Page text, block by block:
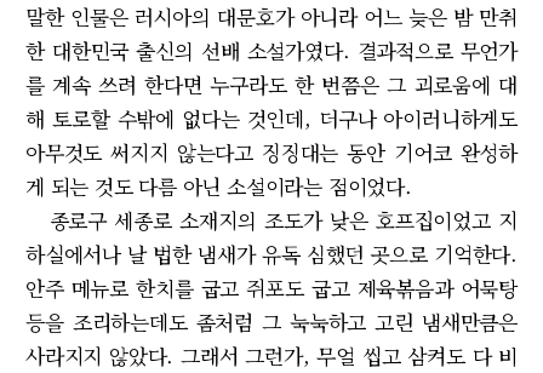
말한 인물은 러시아의 대문호가 아니라 어느 늦은 밤 만취
한 대한민국 출신의 선배 소설가였다. 결과적으로 무언가
를 계속 쓰려 한다면 누구라도 한 번쯤은 그 괴로움에 대
해 토로할 수밖에 없다는 것인데, 더구나 아이러니하게도
아무것도 써지지 않는다고 징징대는 동안 기어코 완성하
게 되는 것도 다름 아닌 소설이라는 점이었다.
종로구 세종로 소재지의 조도가 낮은 호프집이었고 지
하실에서나 날 법한 냄새가 유독 심했던 곳으로 기억한다.
안주 메뉴로 한치를 굽고 쥐포도 굽고 제육볶음과 어묵탕
등을 조리하는데도 좀처럼 그 눅눅하고 고린 냄새만큼은
사라지지 않았다. 그래서 그런가, 무얼 씹고 삼켜도 다 비